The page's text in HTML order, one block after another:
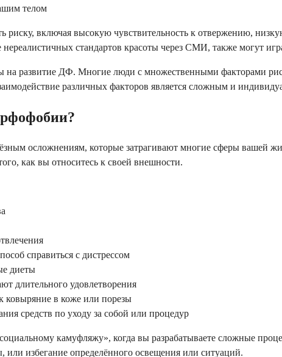
телом
риску, включая высокую чувствительность к отвержению,
стандартов красоты через СМИ, также могут
на развитие ДФ. Многие люди с множественными факторами
различных факторов является сложным и
осложнениям, которые затрагивают многие сферы вашей
как вы относитесь к своей внешности.
справиться с дистрессом
диеты
длительного удовлетворения
ковыряние в коже или порезы
средств по уходу за собой или процедур
камуфляжу», когда вы разрабатываете сложные
или избегание определённого освещения или ситуаций.